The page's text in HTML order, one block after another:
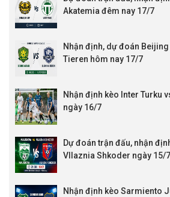
Akatemia đêm nay 17/7
Nhận định, dự đoán
Tieren hôm nay 17/7
Nhận định kèo Inter Turku
ngày 16/7
Dự đoán trận đấu, nhận
Vllaznia Shkoder ngày 15/7
Nhận định kèo Sarmiento